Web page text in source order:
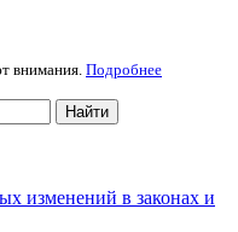
внимания. Подробнее
Найти
изменений в законах и